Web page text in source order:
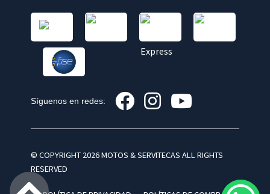
Síguenos en redes:
© COPYRIGHT 2026 MOTOS & SERVITECAS ALL RIGHTS
RESERVED